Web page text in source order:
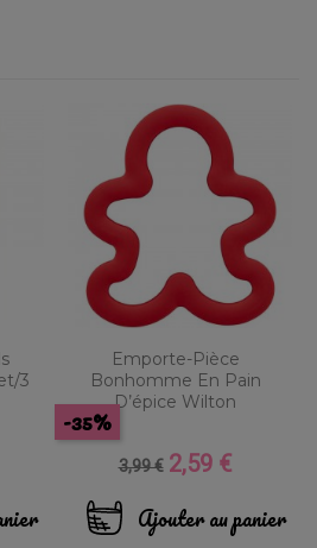
3
Emporte-Pièce
Bonhomme En Pain
D’épice Wilton
Prix
base
3,99 €
-35%
Prix
2,59 €
Ajouter au panier